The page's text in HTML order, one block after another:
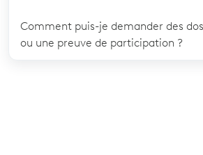
Comment puis-je demander des
ou une preuve de participation ?